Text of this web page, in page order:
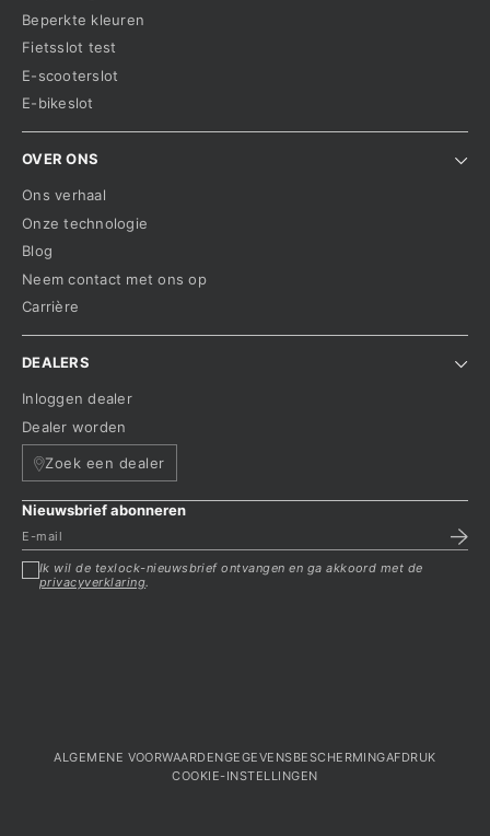
Beperkte kleuren
Fietsslot test
E-scooterslot
E-bikeslot
OVER ONS
Ons verhaal
Onze technologie
Blog
Neem contact met ons op
Carrière
DEALERS
Inloggen dealer
Dealer worden
Zoek een dealer
Nieuwsbrief abonneren
Ik wil de texlock-nieuwsbrief ontvangen en ga akkoord met de
privacyverklaring.
ALGEMENE VOORWAARDENGEGEVENSBESCHERMINGAFDRUK
COOKIE-INSTELLINGEN